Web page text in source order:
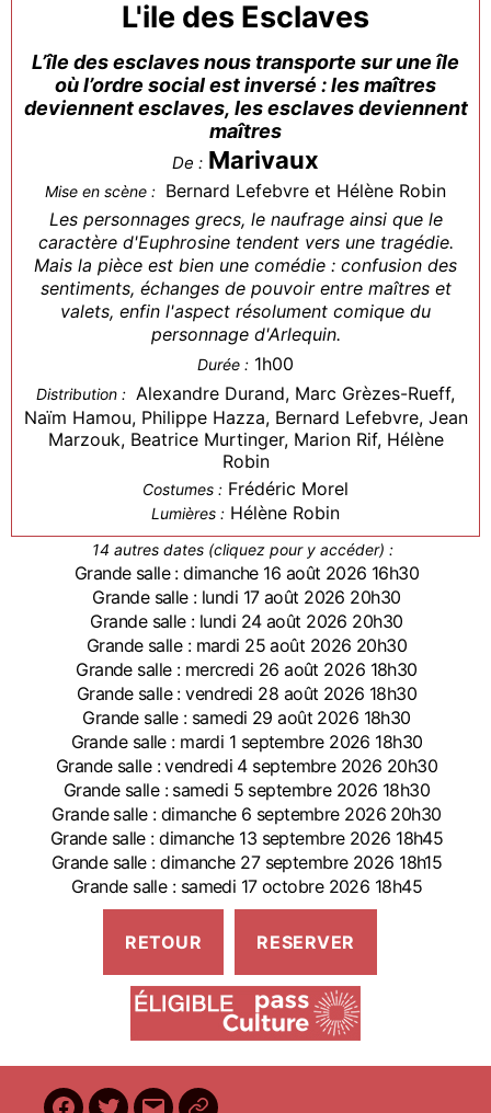
L'ile des Esclaves
L’île des esclaves nous transporte sur une île
où l’ordre social est inversé : les maîtres
deviennent esclaves, les esclaves deviennent
maîtres
De : Marivaux
Mise en scène : Bernard Lefebvre et Hélène Robin
Les personnages grecs, le naufrage ainsi que le
caractère d'Euphrosine tendent vers une tragédie.
Mais la pièce est bien une comédie : confusion des
sentiments, échanges de pouvoir entre maîtres et
valets, enfin l'aspect résolument comique du
personnage d'Arlequin.
Durée : 1h00
Distribution : Alexandre Durand, Marc Grèzes-Rueff,
Naïm Hamou, Philippe Hazza, Bernard Lefebvre, Jean
Marzouk, Beatrice Murtinger, Marion Rif, Hélène
Robin
Costumes : Frédéric Morel
Lumières : Hélène Robin
14 autres dates (cliquez pour y accéder) :
Grande salle : dimanche 16 août 2026 16h30
Grande salle : lundi 17 août 2026 20h30
Grande salle : lundi 24 août 2026 20h30
Grande salle : mardi 25 août 2026 20h30
Grande salle : mercredi 26 août 2026 18h30
Grande salle : vendredi 28 août 2026 18h30
Grande salle : samedi 29 août 2026 18h30
Grande salle : mardi 1 septembre 2026 18h30
Grande salle : vendredi 4 septembre 2026 20h30
Grande salle : samedi 5 septembre 2026 18h30
Grande salle : dimanche 6 septembre 2026 20h30
Grande salle : dimanche 13 septembre 2026 18h45
Grande salle : dimanche 27 septembre 2026 18h15
Grande salle : samedi 17 octobre 2026 18h45